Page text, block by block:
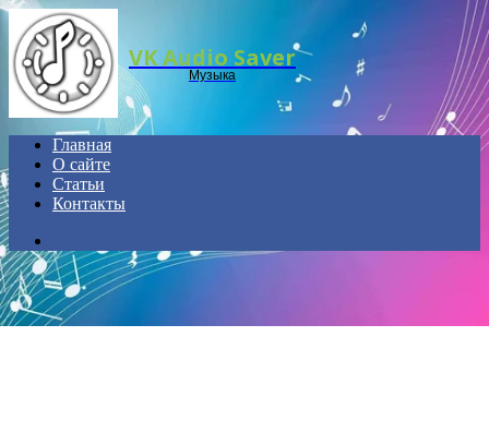
VK Audio Saver
Музыка
Главная
О сайте
Статьи
Контакты
for